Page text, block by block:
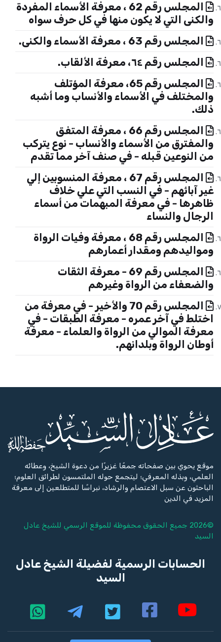
المجلس رقم 62 ، معرفة الأسماء المفردة
والكنى التي لا يكون منها في كل حرف سواه
المجلس رقم 63 ، معرفة الأسماء والكنى.
المجلس رقم ٦٤، معرفة الألقاب.
المجلس رقم 65، معرفة المؤتلف
والمختلف في الأسماء والأنساب وما أشبه
ذلك.
المجلس رقم 66 ، معرفة المتفق
والمفترق من الأسماء والأنساب - نوع يتركب
من النوعين قبله - في صنف آخر مما تقدم
المجلس رقم 67 ، معرفة المنسوبين إلي
غير آبائهم - في النسب التي علي خلاف
ظاهرها - في معرفة المبهمات من أسماء
الرجال والنساء
المجلس رقم 68 ، معرفة وفيات الرواة
ومواليدهم ومقدار أعمارهم
المجلس رقم 69 - معرفة الثقات
والضعفاء من الرواة وغيرهم
المجلس رقم 70 والأخير - في معرفة من
اختلط في آخر عمره - معرفة الطبقات - في
معرفة الموالي من الرواة والعلماء - معرفة
أوطان الرواة وبلدانهم.
موقع يحوي بين صفحاته جمعًا غزيرًا من دعوة الشيخ، وعطائه
العلمي، وبذله المعرفي؛ ليتجمع حوله الملتمسون لطرائق العلوم؛
الباحثون عن سبل الاعتصام والرشاد، نبراسًا للمتطلعين إلى معرفة
المزيد في الدين
©2026 جميع الحقوق محفوظة للموقع الرسمي للشيخ
عادل
السيد
الحسابات الرسمية لفضيلة الشيخ عادل
السيد